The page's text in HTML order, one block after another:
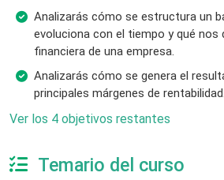
Analizarás cómo se estructura un
evoluciona con el tiempo y qué nos
financiera de una empresa.
Analizarás cómo se genera el
principales márgenes de rentabilidad.
Ver los 4 objetivos restantes
Temario del curso